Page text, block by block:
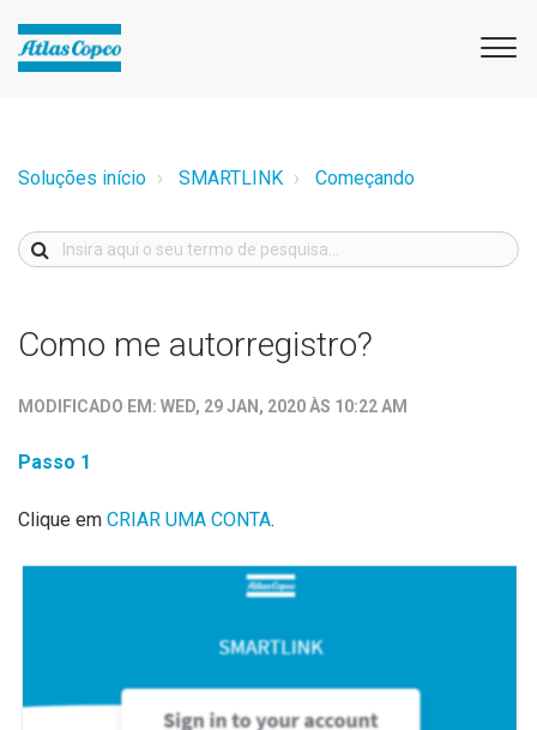
Soluções início SMARTLINK Começando
Como me autorregistro?
MODIFICADO EM: WED, 29 JAN, 2020 ÀS 10:22 AM
Passo 1
Clique em CRIAR UMA CONTA.